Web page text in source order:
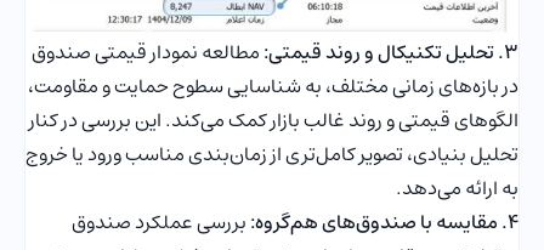
3. تحلیل تکنیکال و روند قیمتی:
مطالعه نمودار قیمتی صندوق
در بازه‌های زمانی مختلف، به شناسایی سطوح حمایت و مقاومت،
الگوهای قیمتی و روند غالب بازار کمک می‌کند. این بررسی در کنار
تحلیل بنیادی، تصویر کامل‌تری از زمان‌بندی مناسب ورود یا خروج
به ارائه می‌دهد.
4. مقایسه با صندوق‌های هم‌گروه:
بررسی عملکرد صندوق